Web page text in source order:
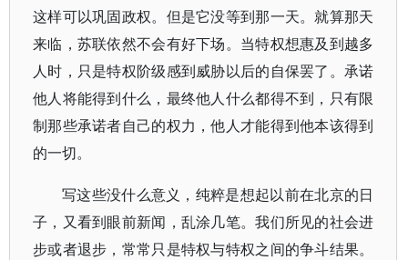
这样可以巩固政权。但是它没等到那一天。就算那天
来临，苏联依然不会有好下场。当特权想惠及到越多
人时，只是特权阶级感到威胁以后的自保罢了。承诺
他人将能得到什么，最终他人什么都得不到，只有限
制那些承诺者自己的权力，他人才能得到他本该得到
的一切。
写这些没什么意义，纯粹是想起以前在北京的日
子，又看到眼前新闻，乱涂几笔。我们所见的社会进
步或者退步，常常只是特权与特权之间的争斗结果。